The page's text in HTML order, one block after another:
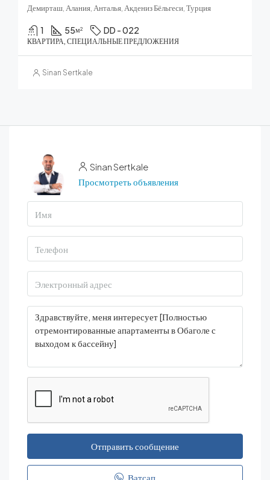
Демирташ, Алания, Анталья, Акдениз Бёльгеси, Турция
1 55м² DD - 022
КВАРТИРА, СПЕЦИАЛЬНЫЕ ПРЕДЛОЖЕНИЯ
Sinan Sertkale
Sinan Sertkale
Просмотреть объявления
Отправить сообщение
Ватсап